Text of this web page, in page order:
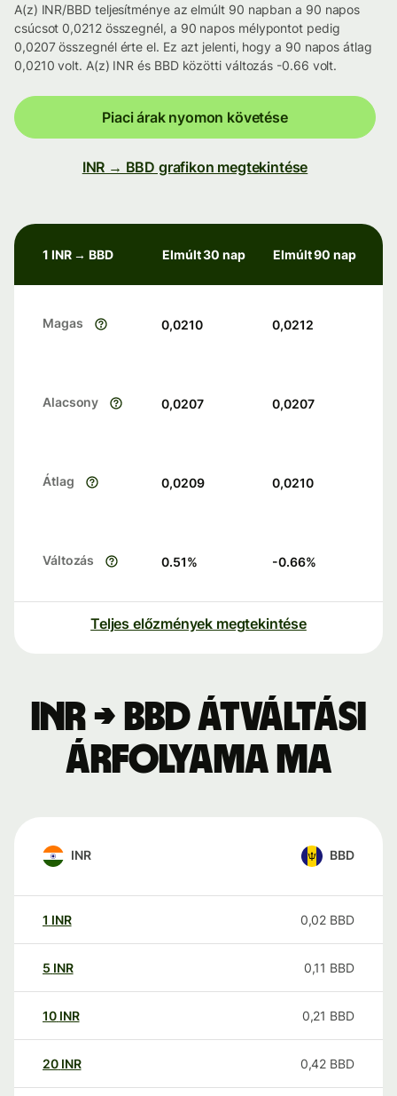
A(z) INR/BBD teljesítménye az elmúlt 90 napban a 90 napos
csúcsot 0,0212 összegnél, a 90 napos mélypontot pedig
0,0207 összegnél érte el. Ez azt jelenti, hogy a 90 napos átlag
0,0210 volt. A(z) INR és BBD közötti változás -0.66 volt.
Piaci árak nyomon követése
INR → BBD grafikon megtekintése
1 INR → BBD Elmúlt 30 nap Elmúlt 90 nap
Magas 0,0210 0,0212
Alacsony 0,0207 0,0207
Átlag 0,0209 0,0210
Változás 0.51% -0.66%
Teljes előzmények megtekintése
INR → BBD átváltási
árfolyama ma
INR BBD
1 INR 0,02 BBD
5 INR 0,11 BBD
10 INR 0,21 BBD
20 INR 0,42 BBD